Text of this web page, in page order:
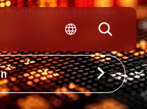
kann